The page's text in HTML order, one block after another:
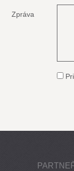
Zpráva